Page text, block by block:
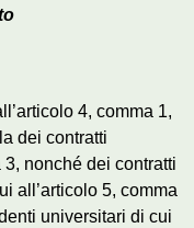
4, comma 1,
dei contratti
nonché dei contratti
all’articolo 5, comma
universitari di cui